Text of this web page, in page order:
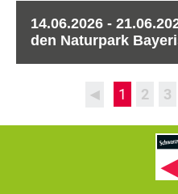
14.06.2026 -
den Naturpark
◂ 1 2 3